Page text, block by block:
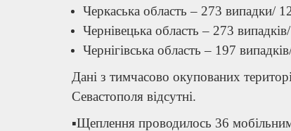
Черкаська область – 273 випадки/
Чернівецька область – 273
Чернігівська область – 197
Дані з тимчасово окупованих
Севастополя відсутні.
▪️Щеплення проводилось 36